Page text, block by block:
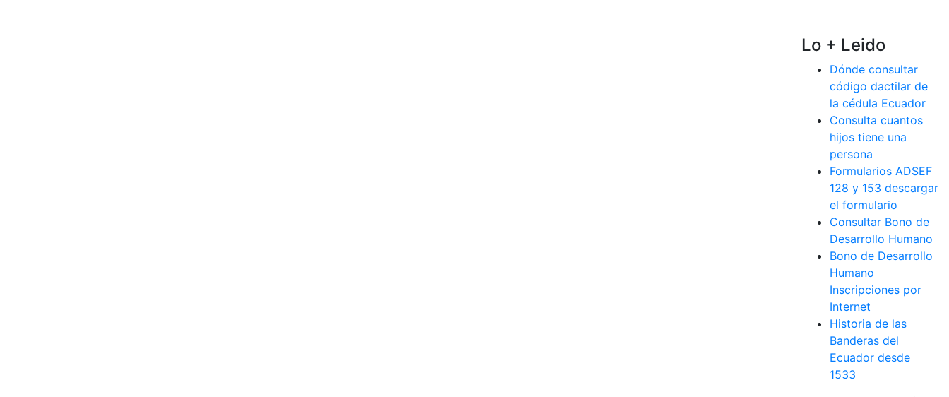
Lo + Leido
Dónde consultar
código dactilar de
la cédula Ecuador
Consulta cuantos
hijos tiene una
persona
Formularios ADSEF
128 y 153 descargar
el formulario
Consultar Bono de
Desarrollo Humano
Bono de Desarrollo
Humano
Inscripciones por
Internet
Historia de las
Banderas del
Ecuador desde
1533